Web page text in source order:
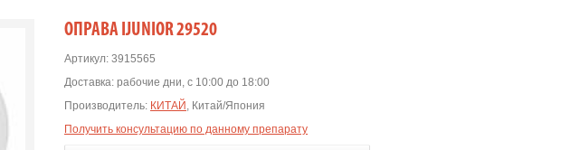
OПРАВА IJUNIOR 29520
Артикул: 3915565
Доставка: рабочие дни, с 10:00 до 18:00
Производитель: КИТАЙ , Китай/Япония
Получить консультацию по данному препарату